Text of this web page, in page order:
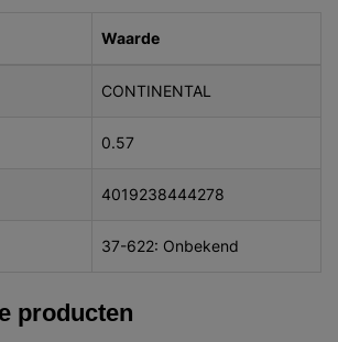
Waarde
CONTINENTAL
0.57
4019238444278
37-622: Onbekend
producten